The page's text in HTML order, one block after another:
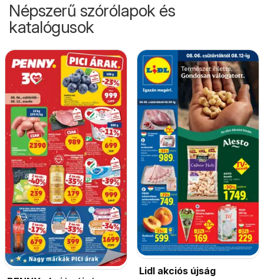
Népszerű szórólapok és
katalógusok
Lidl akciós újság